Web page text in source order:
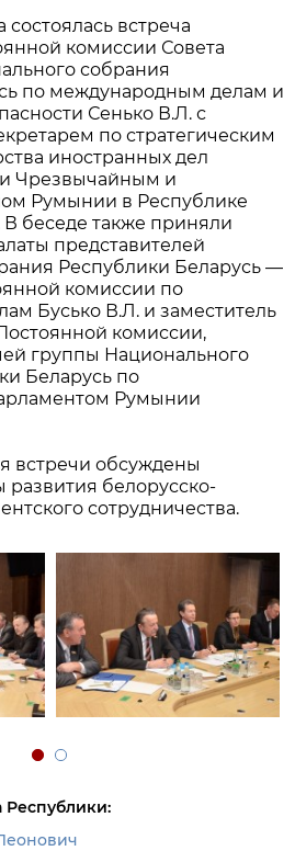
состоялась встреча
комиссии Совета
собрания
по международным делам и
Сенько В.Л. с
по стратегическим
иностранных дел
Чрезвычайным и
Румынии в Республике
беседе также приняли
представителей
Республики Беларусь —
комиссии по
Бусько В.Л. и заместитель
комиссии,
группы Национального
Беларусь по
Румынии
встречи обсуждены
развития белорусско-
сотрудничества.
Республики: